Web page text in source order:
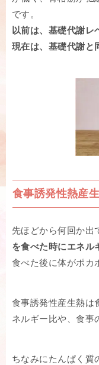
です。
以前は、基礎代謝レ
現在は、基礎代謝と
食事誘発性熱産生
先ほどから何回か出
を食べた時にエネル
食べた後に体がポカ
食事誘発性産生熱は
ネルギー比や、食事
ちなみにたんぱく質